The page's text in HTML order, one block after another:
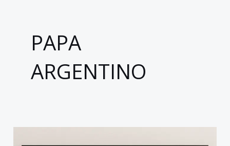
PAPA
ARGENTINO